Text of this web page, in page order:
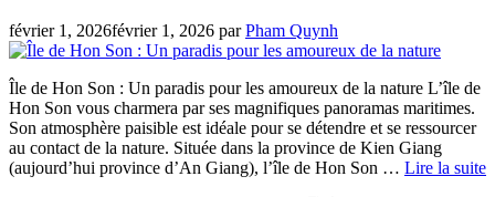
février 1, 2026février 1, 2026 parPham Quynh
Île de Hon Son : Un paradis pour les amoureux de la nature L’île de
Hon Son vous charmera par ses magnifiques panoramas maritimes.
Son atmosphère paisible est idéale pour se détendre et se ressourcer
au contact de la nature. Située dans la province de Kien Giang
(aujourd’hui province d’An Giang), l’île de Hon Son … Lire la suite